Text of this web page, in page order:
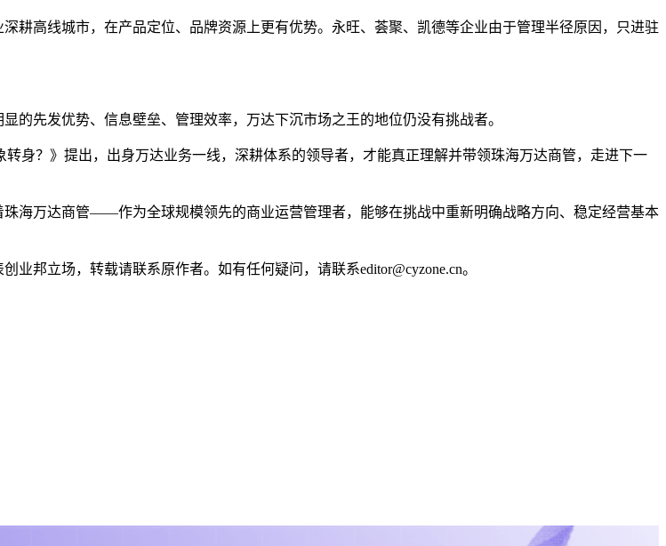
耕高线城市，在产品定位、品牌资源上更有优势。永旺、荟聚、凯德等企业由于管理半径原因，只进驻
的先发优势、信息壁垒、管理效率，万达下沉市场之王的地位仍没有挑战者。
身？》提出，出身万达业务一线，深耕体系的领导者，才能真正理解并带领珠海万达商管，走进下一
海万达商管——作为全球规模领先的商业运营管理者，能够在挑战中重新明确战略方向、稳定经营基本
邦立场，转载请联系原作者。如有任何疑问，请联系editor@cyzone.cn。